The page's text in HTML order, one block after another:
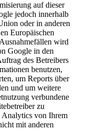
auf dieser
jedoch innerhalb
oder in anderen
Europäischen
wird
Google in den
des Betreibers
benutzen,
um Reports über
und um weitere
verbundene
zu
von Ihrem
mit anderen